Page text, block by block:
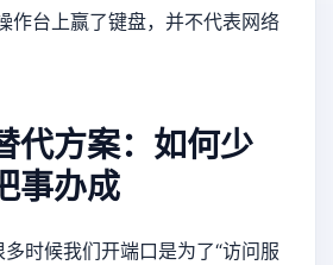
作台上赢了键盘，并不代表网络
代方案：如何少
事办成
时候我们开端口是为了“访问服